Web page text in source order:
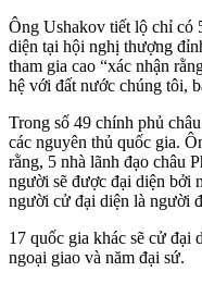
Ông Ushakov tiết lộ chỉ có
diện tại hội nghị thượng
tham gia cao “xác nhận
hệ với đất nước chúng tôi,
Trong số 49 chính phủ
các nguyên thủ quốc gia.
rằng, 5 nhà lãnh đạo châu
người sẽ được đại diện bởi
người cử đại diện là người
17 quốc gia khác sẽ cử đại
ngoại giao và năm đại sứ.